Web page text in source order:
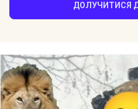
ДОЛУЧИТИСЯ